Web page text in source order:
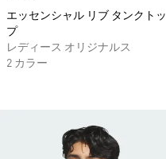
エッセンシャル リブ タンクトッ
プ
レディース オリジナルス
2 カラー